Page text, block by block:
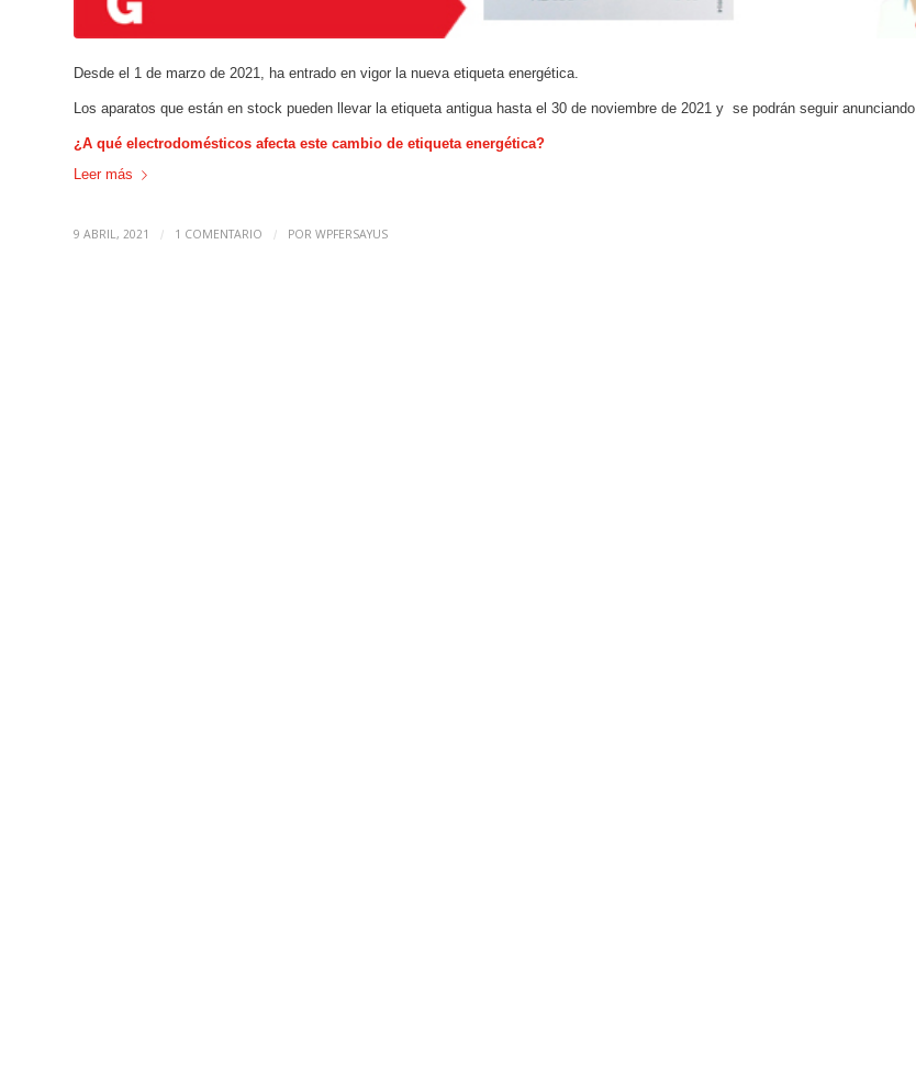
Desde el 1 de marzo de 2021, ha entrado en vigor la nueva etiqueta energética.
Los aparatos que están en stock pueden llevar la etiqueta antigua hasta el 30 de noviembre de 2021 y se podrán seguir anunciando.
¿A qué electrodomésticos afecta este cambio de etiqueta energética?
Leer más
9 ABRIL, 2021 / 1 COMENTARIO / POR WPFERSAYUS